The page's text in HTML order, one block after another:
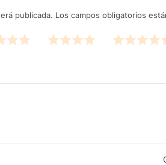
publicada. Los campos obligatorios